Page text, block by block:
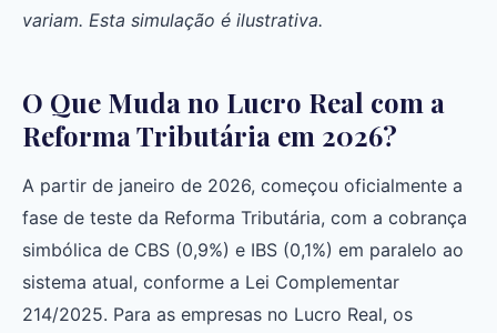
variam. Esta simulação é ilustrativa.
O Que Muda no Lucro Real com a
Reforma Tributária em 2026?
A partir de janeiro de 2026, começou oficialmente a
fase de teste da Reforma Tributária, com a cobrança
simbólica de CBS (0,9%) e IBS (0,1%) em paralelo ao
sistema atual, conforme a Lei Complementar
214/2025. Para as empresas no Lucro Real, os